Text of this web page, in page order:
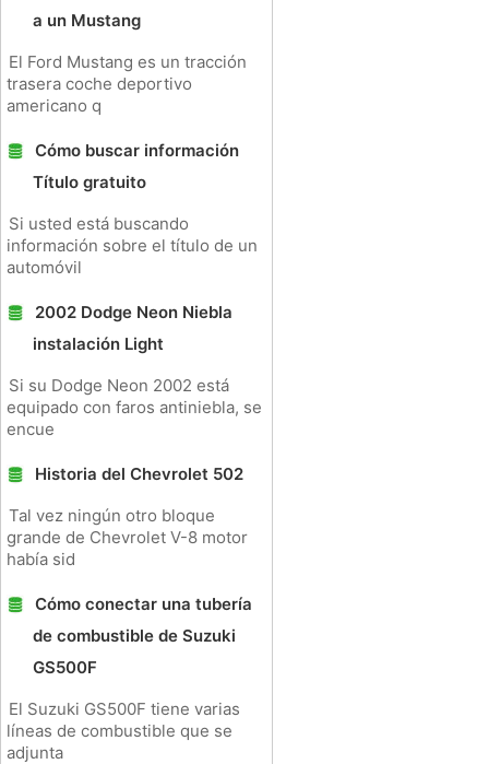
a un Mustang
El Ford Mustang es un tracción
trasera coche deportivo
americano q
Cómo buscar información
Título gratuito
Si usted está buscando
información sobre el título de un
automóvil
2002 Dodge Neon Niebla
instalación Light
Si su Dodge Neon 2002 está
equipado con faros antiniebla, se
encue
Historia del Chevrolet 502
Tal vez ningún otro bloque
grande de Chevrolet V-8 motor
había sid
Cómo conectar una tubería
de combustible de Suzuki
GS500F
El Suzuki GS500F tiene varias
líneas de combustible que se
adjunta